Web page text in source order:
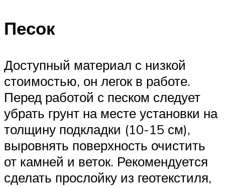
Песок
Доступный материал с низкой
стоимостью, он легок в работе.
Перед работой с песком следует
убрать грунт на месте установки на
толщину подкладки (10-15 см),
выровнять поверхность очистить
от камней и веток. Рекомендуется
сделать прослойку из геотекстиля,